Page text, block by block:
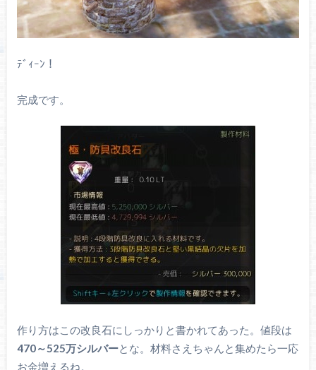
ﾃﾞｨｰﾝ！
完成です。
作り方はこの改良石にしっかりと書かれてあった。値段は
470～525万シルバーとな。材料さえちゃんと集めたら一応
お金増えるね。